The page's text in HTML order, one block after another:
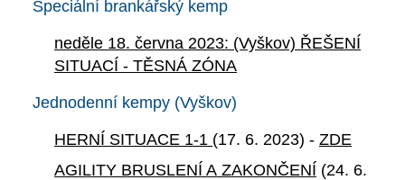
Speciální brankářský kemp
neděle 18. června 2023: (Vyškov) ŘEŠENÍ
SITUACÍ - TĚSNÁ ZÓNA
Jednodenní kempy (Vyškov)
HERNÍ SITUACE 1-1 (17. 6. 2023) - ZDE
AGILITY BRUSLENÍ A ZAKONČENÍ (24. 6.